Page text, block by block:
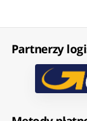
Partnerzy